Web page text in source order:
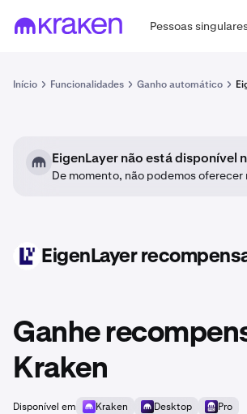
Pessoas
Início Funcionalidades Ganho automático
EigenLayer não está disponível
De momento, não podemos
EIGEN EigenLayer
Ganhe
Kraken
Disponível em Kraken Desktop Pro